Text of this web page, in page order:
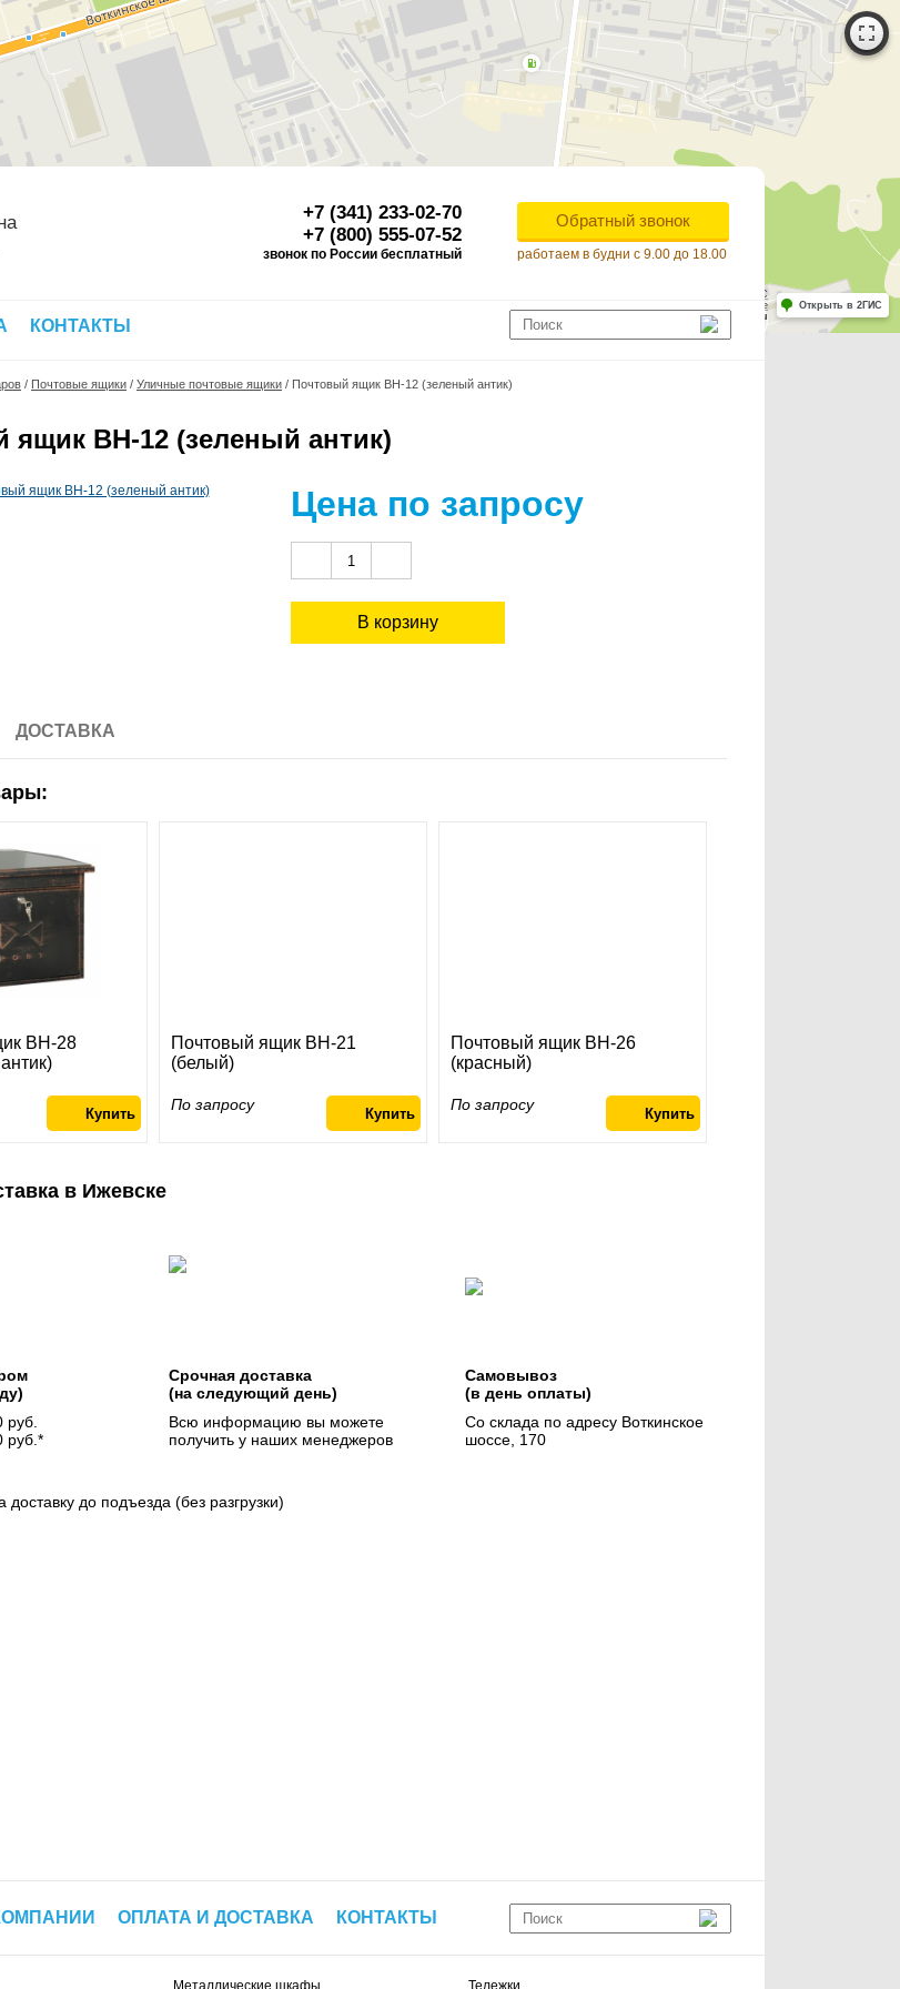
Работает на API 2ГИС
Лицензионное соглашение
Для корректной работы Raster JS API нужен ключ. Помощь: api@2gis.ru
Открыть в 2ГИС
+7 (341) 233-02-70
+7 (800) 555-07-52
звонок по России бесплатный
Обратный звонок
работаем в будни с 9.00 до 18.00
КОНТАКТЫ
/ Почтовые ящики / Уличные почтовые ящики / Почтовый ящик ВН-12 (зеленый антик)
ящик ВН-12 (зеленый антик)
Цена по запросу
ДОСТАВКА
ВН-28
Почтовый ящик ВН-21
(белый)
По запросу
Почтовый ящик ВН-26
(красный)
По запросу
в Ижевске
руб.
руб.*
Срочная доставка
(на следующий день)
Всю информацию вы можете
получить у наших менеджеров
Самовывоз
(в день оплаты)
Со склада по адресу Воткинское
шоссе, 170
до подъезда (без разгрузки)
ОПЛАТА И ДОСТАВКА КОНТАКТЫ
Металлические шкафы Тележки